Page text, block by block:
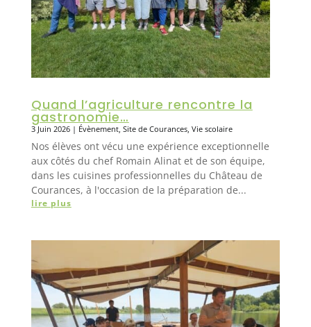
Quand l’agriculture rencontre la
gastronomie…
3 Juin 2026| Évènement, Site de Courances, Vie scolaire
Nos élèves ont vécu une expérience exceptionnelle
aux côtés du chef Romain Alinat et de son équipe,
dans les cuisines professionnelles du Château de
Courances, à l'occasion de la préparation de...
lire plus